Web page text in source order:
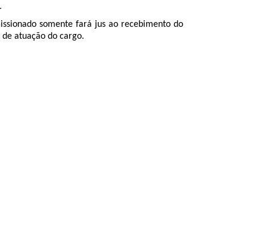
somente fará jus ao recebimento do
atuação do cargo.